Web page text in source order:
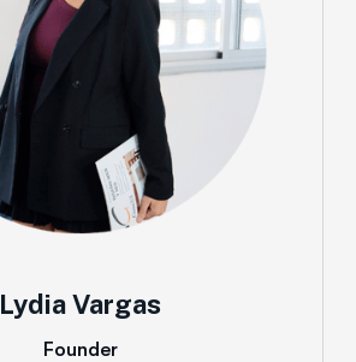
Lydia Vargas
Founder